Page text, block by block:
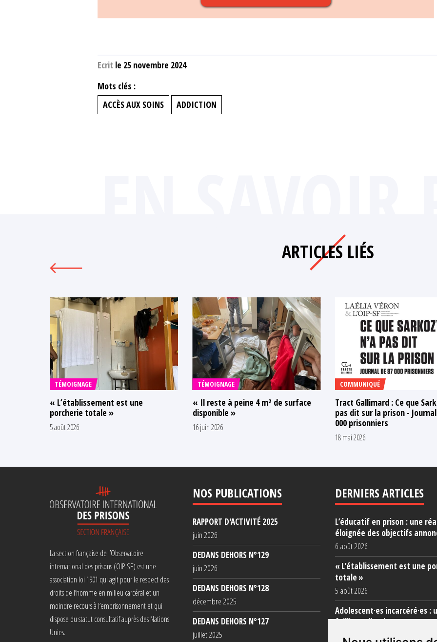
Ecrit le 25 novembre 2024
Mots clés :
ACCÈS AUX SOINS
ADDICTION
ARTICLES LIÉS
TÉMOIGNAGE
« L’établissement est une
porcherie totale »
5 août 2026
TÉMOIGNAGE
« Il reste à peine 4 m² de surface
disponible »
16 juin 2026
COMMUNIQUÉ
Tract Gallimard : Ce que
pas dit sur la prison -
000 prisonniers
18 mai 2026
La section française de l’Observatoire
international des prisons (OIP-SF) est une
association loi 1901 qui agit pour le respect des
droits de l’homme en milieu carcéral et un
moindre recours à l’emprisonnement et qui
dispose du statut consultatif auprès des Nations
Unies.
NOS PUBLICATIONS
RAPPORT D'ACTIVITÉ 2025
juin 2026
DEDANS DEHORS N°129
juin 2026
DEDANS DEHORS N°128
décembre 2025
DEDANS DEHORS N°127
juillet 2025
DERNIERS ARTICLES
L’éducatif en prison : une
éloignée des objectifs
6 août 2026
« L’établissement est une
totale »
5 août 2026
Adolescent·es incarcéré·es :
faillite collective
3 août 2026